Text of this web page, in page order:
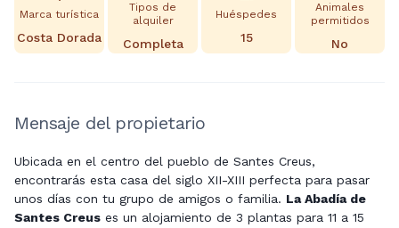
Marca turística
Costa Dorada
Tipos de
alquiler
Completa
Huéspedes
15
Animales
permitidos
No
Mensaje del propietario
Ubicada en el centro del pueblo de Santes Creus,
encontrarás esta casa del siglo XII-XIII perfecta para pasar
unos días con tu grupo de amigos o familia. La Abadía de
Santes Creus es un alojamiento de 3 plantas para 11 a 15